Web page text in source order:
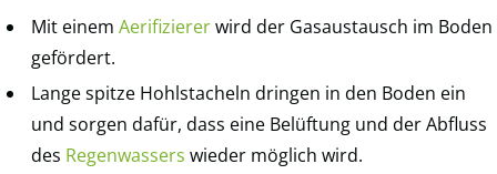
Mit einem Aerifiziererwird der Gasaustausch im Boden
gefördert.
Lange spitze Hohlstacheln dringen in den Boden ein
und sorgen dafür, dass eine Belüftung und der Abfluss
des Regenwassers wieder möglich wird.